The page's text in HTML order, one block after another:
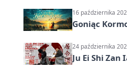
16 października
Goniąc
24 października
Ju Ei Shi